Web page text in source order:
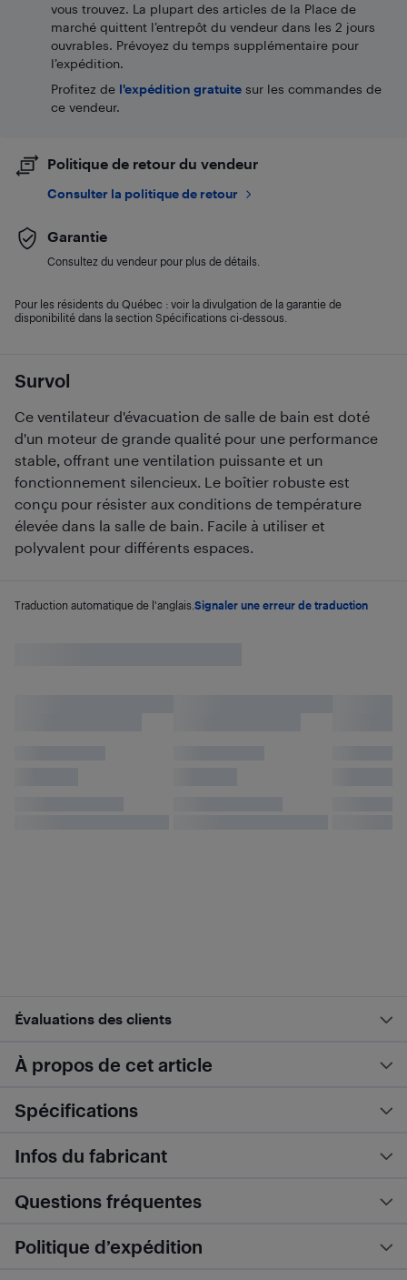
Survol
Ce ventilateur d'évacuation de salle de bain est doté
d'un moteur de grande qualité pour une performance
stable, offrant une ventilation puissante et un
fonctionnement silencieux. Le boîtier robuste est
conçu pour résister aux conditions de température
élevée dans la salle de bain. Facile à utiliser et
polyvalent pour différents espaces.
Traduction automatique de l'anglais. Signaler une erreur de traduction
vous trouvez. La plupart des articles de la Place de
marché quittent l’entrepôt du vendeur dans les 2 jours
ouvrables. Prévoyez du temps supplémentaire pour
l’expédition.
Profitez de l'expédition gratuite sur les commandes de
ce vendeur.
Politique de retour du vendeur
Consulter la politique de retour
Garantie
Consultez du vendeur pour plus de détails.
Pour les résidents du Québec : voir la divulgation de la garantie de
disponibilité dans la section Spécifications ci-dessous.
Évaluations des clients
À propos de cet article
Spécifications
Infos du fabricant
Questions fréquentes
Politique d’expédition